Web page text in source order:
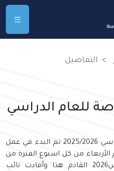
التفاصيل
للعام الدراسي
تزامناً مع انطلاق العام الدراسي 2025/2026 تم البدء في عمل
من كل اسبوع الفترة من
سبتمبر الحالي وحتى 31 مارس2026 القادم هذا وأفادت نائب